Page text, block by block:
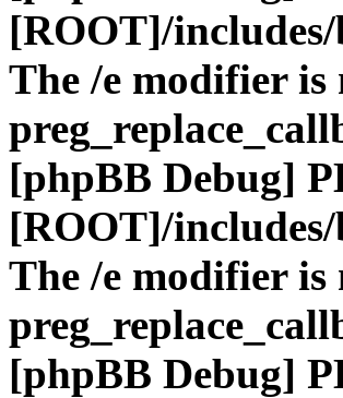
[ROOT]/
The /e modifier is
[phpBB Debug]
[ROOT]/
The /e modifier is
[phpBB Debug]